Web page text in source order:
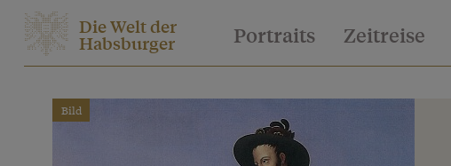
Die Welt der
Habsburger Portraits Zeitreise
Bild